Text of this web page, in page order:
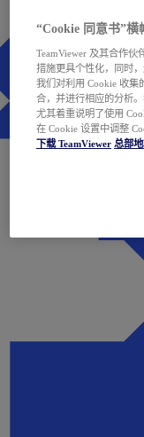
“Cookie 同意书”横
TeamViewer 及其合作
措施更具个性化，同时
我们对利用 Cookie 收集
合，并进行相应的分析
尤其着重说明了使用
在 Cookie 设置中调整
下载 TeamViewer 总部